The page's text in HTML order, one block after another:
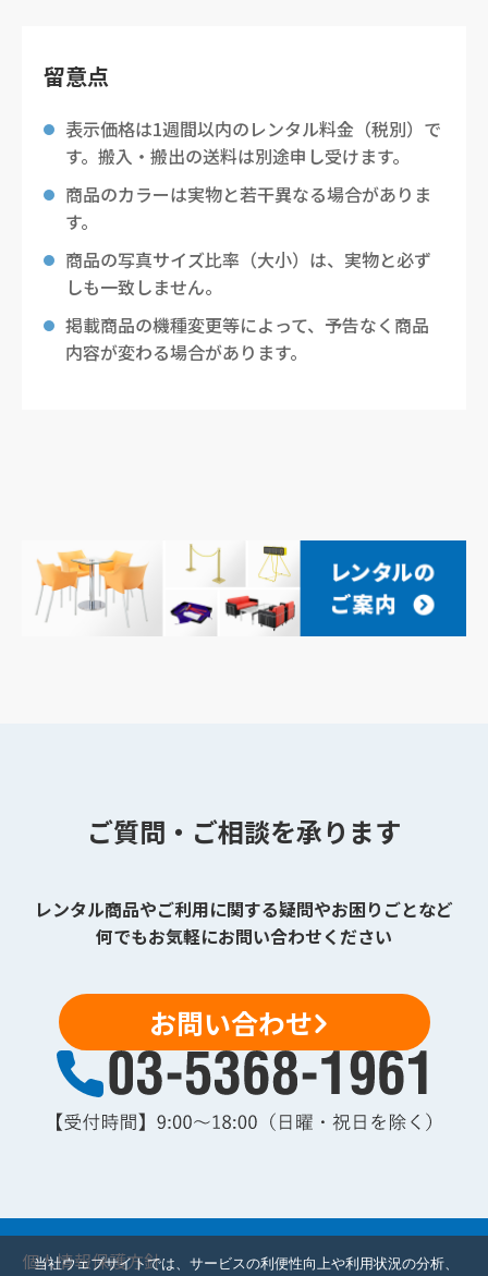
留意点
表示価格は1週間以内のレンタル料金（税別）で
す。搬入・搬出の送料は別途申し受けます。
商品のカラーは実物と若干異なる場合がありま
す。
商品の写真サイズ比率（大小）は、実物と必ず
しも一致しません。
掲載商品の機種変更等によって、予告なく商品
内容が変わる場合があります。
ご質問・ご相談を承ります
レンタル商品やご利用に関する疑問やお困りごとなど
何でもお気軽にお問い合わせください
お問い合わせ
個人情報保護方針
当社ウェブサイトでは、サービスの利便性向上や利用状況の分析、